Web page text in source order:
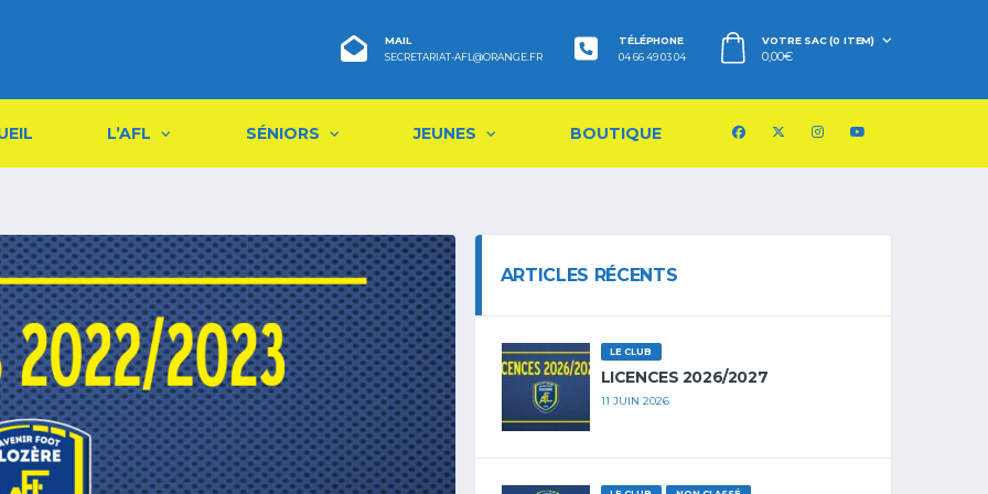
MAIL
SECRETARIAT-AFL@ORANGE.FR
TÉLÉPHONE
04 66 49 03 04
VOTRE SAC (0 ITEM)
0,00€
L’AFL SÉNIORS JEUNES BOUTIQUE
ARTICLES RÉCENTS
LE CLUB
LICENCES 2026/2027
11 JUIN 2026